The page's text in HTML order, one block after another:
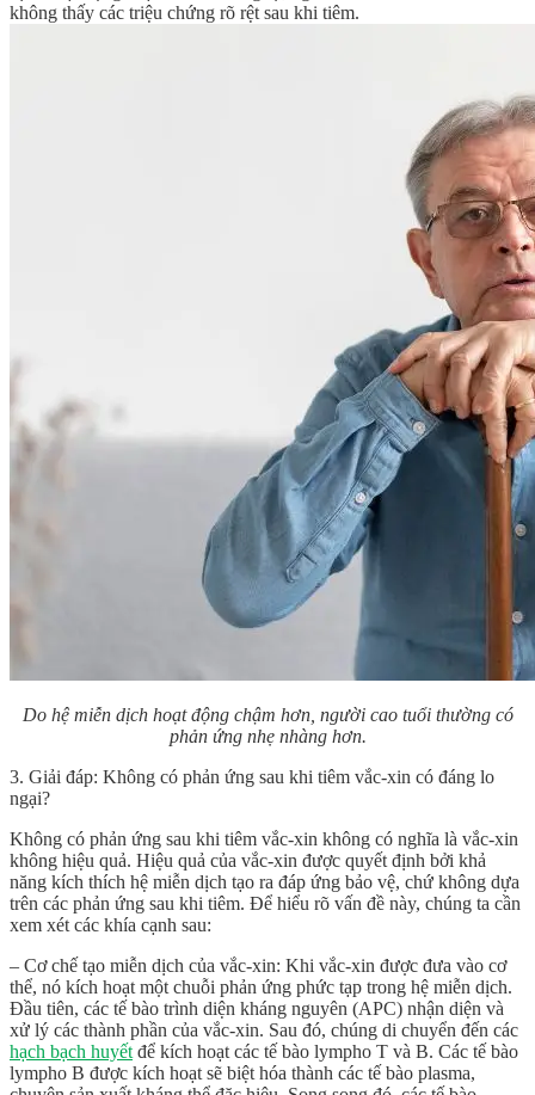
không thấy các triệu chứng rõ rệt sau khi tiêm.
Do hệ miễn dịch hoạt động chậm hơn, người cao tuổi thường có
phản ứng nhẹ nhàng hơn.
3. Giải đáp: Không có phản ứng sau khi tiêm vắc-xin có đáng lo
ngại?
Không có phản ứng sau khi tiêm vắc-xin không có nghĩa là vắc-xin
không hiệu quả. Hiệu quả của vắc-xin được quyết định bởi khả
năng kích thích hệ miễn dịch tạo ra đáp ứng bảo vệ, chứ không dựa
trên các phản ứng sau khi tiêm. Để hiểu rõ vấn đề này, chúng ta cần
xem xét các khía cạnh sau:
– Cơ chế tạo miễn dịch của vắc-xin: Khi vắc-xin được đưa vào cơ
thể, nó kích hoạt một chuỗi phản ứng phức tạp trong hệ miễn dịch.
Đầu tiên, các tế bào trình diện kháng nguyên (APC) nhận diện và
xử lý các thành phần của vắc-xin. Sau đó, chúng di chuyển đến các
hạch bạch huyếtđể kích hoạt các tế bào lympho T và B. Các tế bào
lympho B được kích hoạt sẽ biệt hóa thành các tế bào plasma,